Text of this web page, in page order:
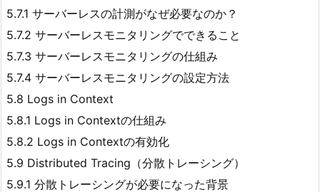
5.7.1 サーバーレスの計測がなぜ必要なのか？
5.7.2 サーバーレスモニタリングでできること
5.7.3 サーバーレスモニタリングの仕組み
5.7.4 サーバーレスモニタリングの設定方法
5.8 Logs in Context
5.8.1 Logs in Contextの仕組み
5.8.2 Logs in Contextの有効化
5.9 Distributed Tracing（分散トレーシング）
5.9.1 分散トレーシングが必要になった背景